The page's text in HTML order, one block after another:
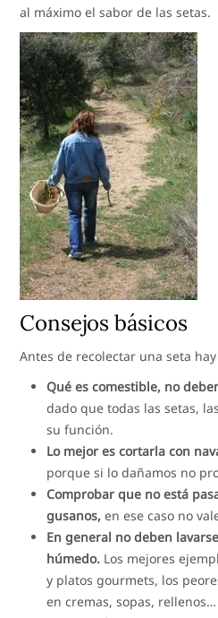
al máximo el sabor de las setas.
Consejos básicos
Antes de recolectar una seta
Qué es comestible, no
dado que todas las setas,
su función.
Lo mejor es cortarla con
porque si lo dañamos no
Comprobar que no está
gusanos, en ese caso no
En general no deben
húmedo. Los mejores
y platos gourmets, los
en cremas, sopas, rellenos…